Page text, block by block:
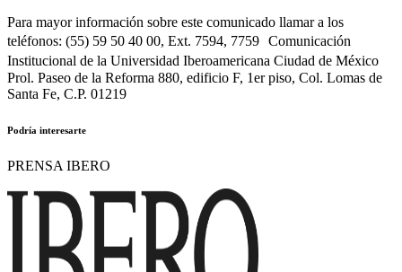
Para mayor información sobre este comunicado llamar a los
teléfonos: (55) 59 50 40 00, Ext. 7594, 7759 Comunicación
Institucional de la Universidad Iberoamericana Ciudad de México
Prol. Paseo de la Reforma 880, edificio F, 1er piso, Col. Lomas de
Santa Fe, C.P. 01219
Podría interesarte
PRENSA IBERO